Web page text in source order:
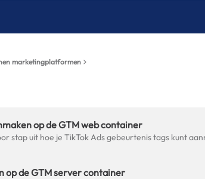
marketingplatformen
op de GTM web container
op de GTM server container